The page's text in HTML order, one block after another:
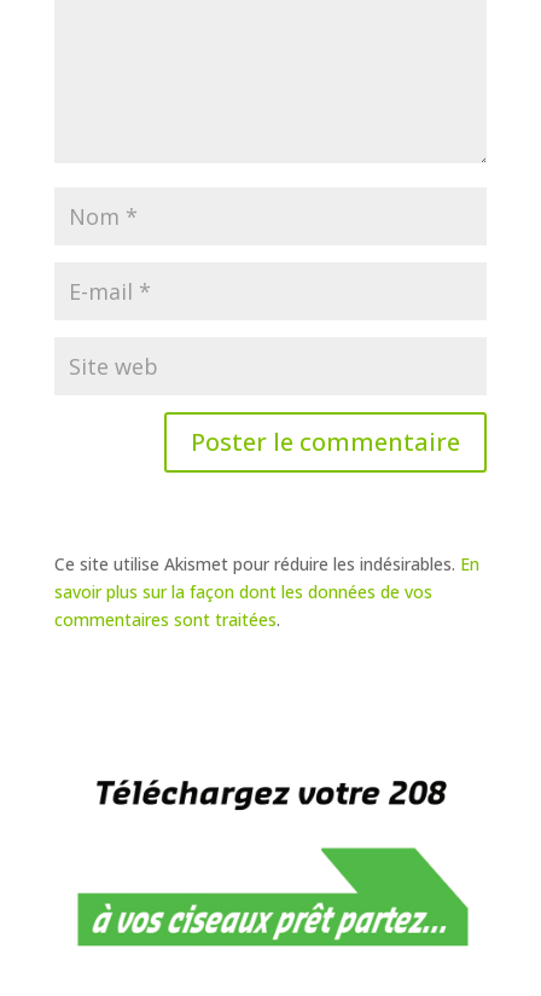
Ce site utilise Akismet pour réduire les indésirables. En
savoir plus sur la façon dont les données de vos
commentaires sont traitées.